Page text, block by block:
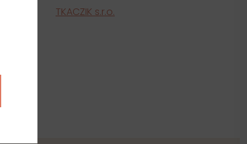
TKACZIK s.r.o.